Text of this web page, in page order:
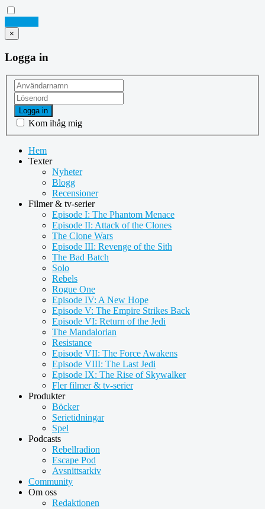
×
Logga in
Logga in
Kom ihåg mig
Hem
Texter
Nyheter
Blogg
Recensioner
Filmer & tv-serier
Episode I: The Phantom Menace
Episode II: Attack of the Clones
The Clone Wars
Episode III: Revenge of the Sith
The Bad Batch
Solo
Rebels
Rogue One
Episode IV: A New Hope
Episode V: The Empire Strikes Back
Episode VI: Return of the Jedi
The Mandalorian
Resistance
Episode VII: The Force Awakens
Episode VIII: The Last Jedi
Episode IX: The Rise of Skywalker
Fler filmer & tv-serier
Produkter
Böcker
Serietidningar
Spel
Podcasts
Rebellradion
Escape Pod
Avsnittsarkiv
Community
Om oss
Redaktionen